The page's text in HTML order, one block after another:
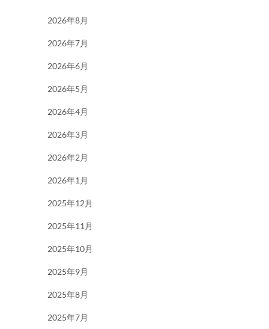
2026年8月
2026年7月
2026年6月
2026年5月
2026年4月
2026年3月
2026年2月
2026年1月
2025年12月
2025年11月
2025年10月
2025年9月
2025年8月
2025年7月